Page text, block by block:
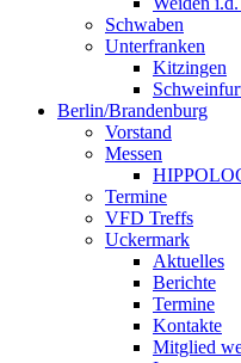
Schwaben
Unterfranken
Kitzingen
Berlin/Brandenburg
Vorstand
Messen
Termine
VFD Treffs
Uckermark
Aktuelles
Berichte
Termine
Kontakte
Mitglied